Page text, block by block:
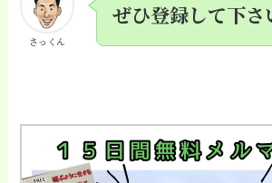
さっくん
ぜひ登録して下さ